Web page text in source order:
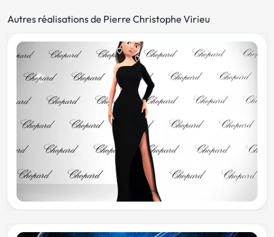
Autres réalisations de Pierre Christophe Virieu